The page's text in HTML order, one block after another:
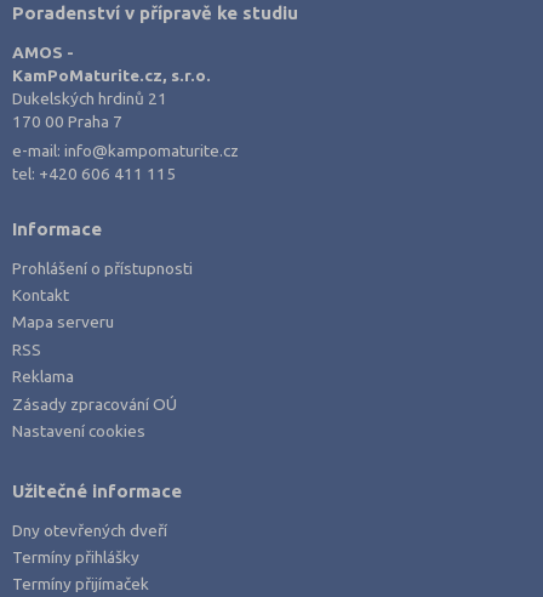
Jihlava (1)
Karlovy Vary (3)
Kladno (2)
Klatovy (1)
Kroměříž (3)
Litoměřice (2)
Mělník (1)
Most (1)
Nový Jičín (1)
Olomouc (2)
Pardubice (1)
Písek (1)
Umělecké
Zemědělské a ekologické
Poradenství v přípravě ke studiu
AMOS -
KamPoMaturite.cz, s.r.o.
Dukelských hrdinů 21
170 00 Praha 7
e-mail:info@kampomaturite.cz
tel: +420 606 411 115
Informace
Prohlášení o přístupnosti
Kontakt
Mapa serveru
RSS
Reklama
Zásady zpracování OÚ
Nastavení cookies
Užitečné informace
Dny otevřených dveří
Termíny přihlášky
Termíny přijímaček